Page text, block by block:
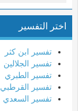
9- التوبة
10- يونس
12- يوسف
14- إبراهيم
اختر التفسير
تفسير ابن كثر
تفسير الجلالين
تفسير الطبري
تفسير القرطبي
تفسير السعدي